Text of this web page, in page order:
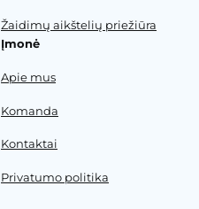
Žaidimų aikštelių priežiūra
Įmonė
Apie mus
Komanda
Kontaktai
Privatumo politika